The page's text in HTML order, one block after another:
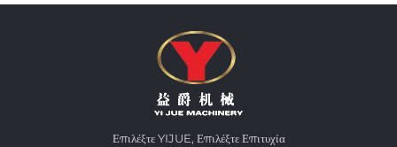
Επιλέξτε YIJUE, Επιλέξτε Επιτυχία